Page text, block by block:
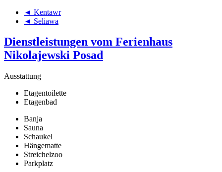
◄ Kentawr
◄ Seliawa
Dienstleistungen vom Ferienhaus
Nikolajewski Posad
Ausstattung
Etagentoilette
Etagenbad
Banja
Sauna
Schaukel
Hängematte
Streichelzoo
Parkplatz